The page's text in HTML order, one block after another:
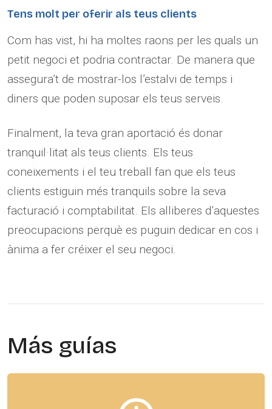
Tens molt per oferir als teus clients
Com has vist, hi ha moltes raons per les quals un
petit negoci et podria contractar. De manera que
assegura’t de mostrar-los l’estalvi de temps i
diners que poden suposar els teus serveis.
Finalment, la teva gran aportació és donar
tranquil·litat als teus clients. Els teus
coneixements i el teu treball fan que els teus
clients estiguin més tranquils sobre la seva
facturació i comptabilitat. Els alliberes d’aquestes
preocupacions perquè es puguin dedicar en cos i
ànima a fer créixer el seu negoci.
Más guías